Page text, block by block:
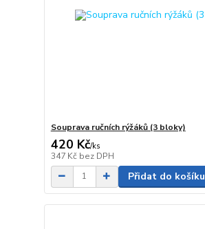
Souprava ručních rýžáků (3 bloky)
420 Kč/ks
347 Kč bez DPH
Přidat do košíku